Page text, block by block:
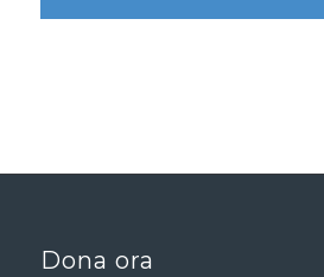
Dona ora